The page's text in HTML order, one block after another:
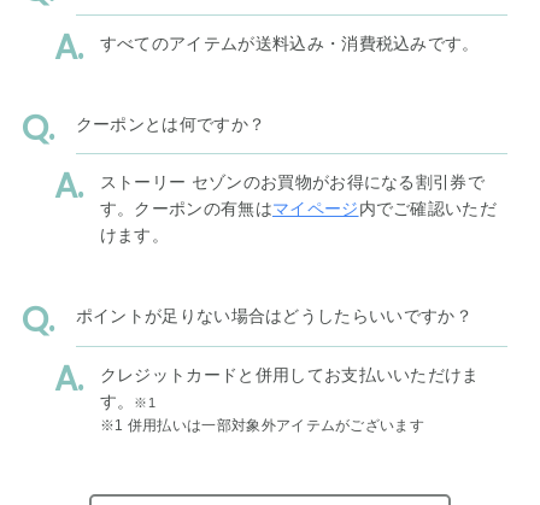
すべてのアイテムが送料込み・消費税込みです。
クーポンとは何ですか？
ストーリー セゾンのお買物がお得になる割引券で
す。クーポンの有無はマイページ内でご確認いただ
けます。
ポイントが足りない場合はどうしたらいいですか？
クレジットカードと併用してお支払いいただけま
す。
※1
※1 併用払いは一部対象外アイテムがございます